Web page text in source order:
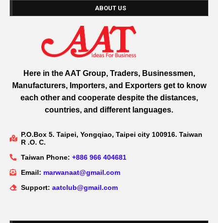
ABOUT US
Here in the AAT Group, Traders, Businessmen,
Manufacturers, Importers, and Exporters get to know
each other and cooperate despite the distances,
countries, and different languages.
P.O.Box 5. Taipei, Yongqiao, Taipei city 100916. Taiwan
R .O. C.
Taiwan Phone: +886 966 404681
Email: marwanaat@gmail.com
Support: aatclub@gmail.com